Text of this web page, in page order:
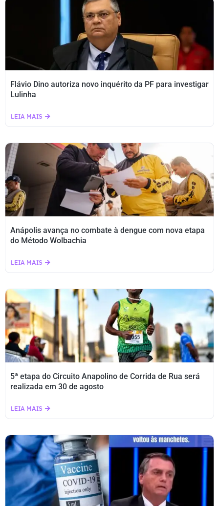
Flávio Dino autoriza novo inquérito da PF para investigar
Lulinha
LEIA MAIS
Anápolis avança no combate à dengue com nova etapa
do Método Wolbachia
LEIA MAIS
5ª etapa do Circuito Anapolino de Corrida de Rua será
realizada em 30 de agosto
LEIA MAIS